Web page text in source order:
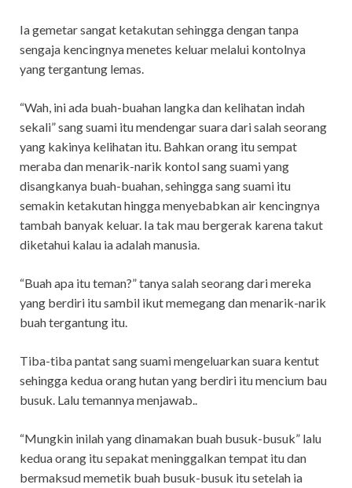
Ia gemetar sangat ketakutan sehingga dengan tanpa
sengaja kencingnya menetes keluar melalui kontolnya
yang tergantung lemas.
“Wah, ini ada buah-buahan langka dan kelihatan indah
sekali” sang suami itu mendengar suara dari salah seorang
yang kakinya kelihatan itu. Bahkan orang itu sempat
meraba dan menarik-narik kontol sang suami yang
disangkanya buah-buahan, sehingga sang suami itu
semakin ketakutan hingga menyebabkan air kencingnya
tambah banyak keluar. Ia tak mau bergerak karena takut
diketahui kalau ia adalah manusia.
“Buah apa itu teman?” tanya salah seorang dari mereka
yang berdiri itu sambil ikut memegang dan menarik-narik
buah tergantung itu.
Tiba-tiba pantat sang suami mengeluarkan suara kentut
sehingga kedua orang hutan yang berdiri itu mencium bau
busuk. Lalu temannya menjawab..
“Mungkin inilah yang dinamakan buah busuk-busuk” lalu
kedua orang itu sepakat meninggalkan tempat itu dan
bermaksud memetik buah busuk-busuk itu setelah ia